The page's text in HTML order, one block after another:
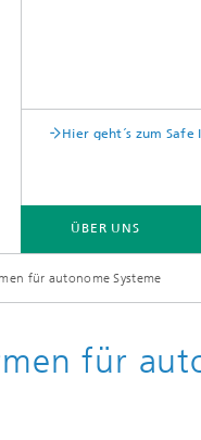
Hier geht´s zum
ÜBER UNS
für autonome Systeme
für